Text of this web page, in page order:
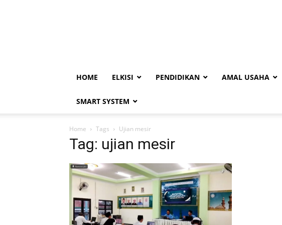
HOME ELKISI PENDIDIKAN AMAL USAHA
SMART SYSTEM
Home Tags Ujian mesir
Tag: ujian mesir